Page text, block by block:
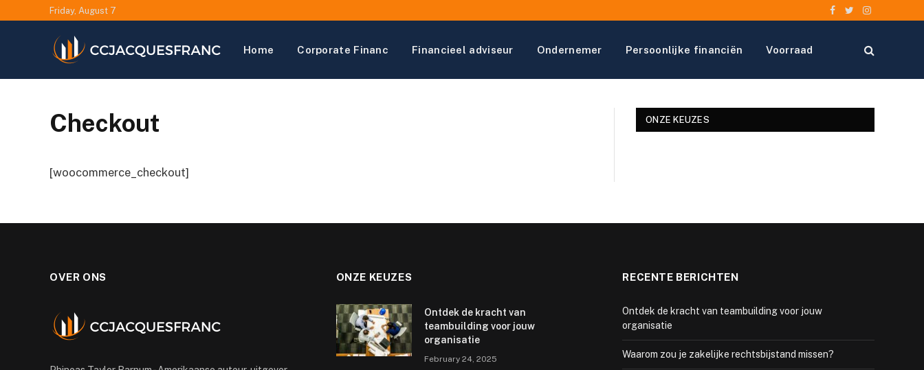
Friday, August 7
Facebook
TwitterInstagram
Home Corporate Financ Financieel adviseur Ondernemer Persoonlijke financiën Voorraad
Checkout
[woocommerce_checkout]
ONZE KEUZES
OVER ONS ONZE KEUZES
Ontdek de kracht van
teambuilding voor jouw
organisatie
February 24, 2025
RECENTE BERICHTEN
Ontdek de kracht van teambuilding voor jouw
organisatie
Waarom zou je zakelijke rechtsbijstand missen?